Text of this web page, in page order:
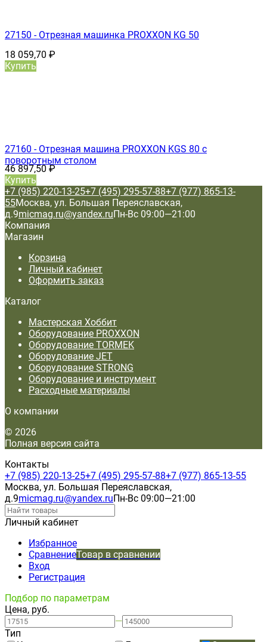
27150 - Отрезная машинка PROXXON KG 50
18 059,70 ₽
Купить
27160 - Отрезная машина PROXXON KGS 80 с
поворотным столом
46 897,50₽
Купить
+7 (985) 220-13-25+7 (495) 295-57-88+7 (977) 865-13-
55Москва, ул. Большая Переяславская,
д.9micmag.ru@yandex.ruПн-Вс 09:00—21:00
Компания
Магазин
Корзина
Личный кабинет
Оформить заказ
Каталог
Мастерская Хоббит
Оборудование PROXXON
Оборудование TORMEK
Оборудование JET
Оборудование STRONG
Оборудование и инструмент
Расходные материалы
О компании
© 2026
Полная версия сайта
Контакты
+7 (985) 220-13-25+7 (495) 295-57-88+7 (977) 865-13-55
Москва, ул. Большая Переяславская,
д.9micmag.ru@yandex.ruПн-Вс 09:00—21:00
Личный кабинет
Избранное
СравнениеТовар в сравнении
Вход
Регистрация
Подбор по параметрам
Цена, руб.
—
Тип